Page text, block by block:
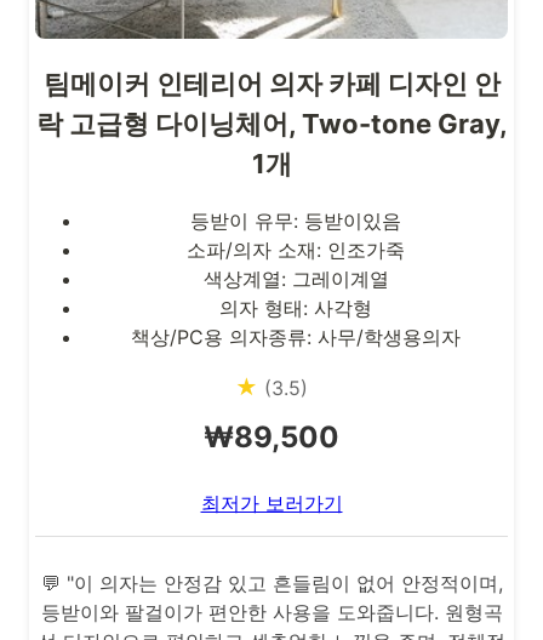
팀메이커 인테리어 의자 카페 디자인 안
락 고급형 다이닝체어, Two-tone Gray,
1개
등받이 유무: 등받이있음
소파/의자 소재: 인조가죽
색상계열: 그레이계열
의자 형태: 사각형
책상/PC용 의자종류: 사무/학생용의자
★ (3.5)
₩89,500
최저가 보러가기
💬 "이 의자는 안정감 있고 흔들림이 없어 안정적이며,
등받이와 팔걸이가 편안한 사용을 도와줍니다. 원형곡